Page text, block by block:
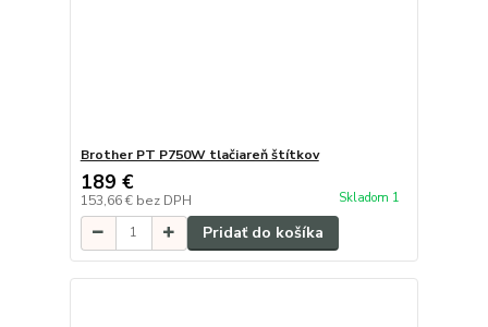
Brother PT P750W tlačiareň štítkov
189 €
153,66 € bez DPH Skladom 1
Pridať do košíka